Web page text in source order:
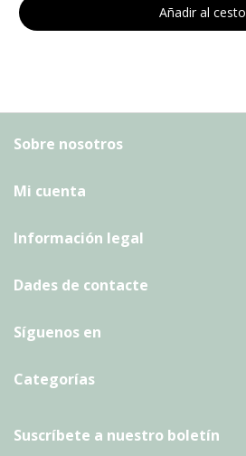
Añadir al cesto
Sobre nosotros
Mi cuenta
Información legal
Dades de contacte
Síguenos en
Categorías
Suscríbete a nuestro boletín